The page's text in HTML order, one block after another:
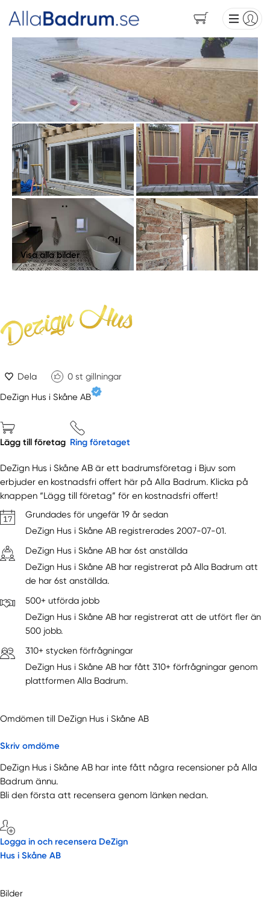
Visa alla bilder
Dela 0 st gillningar
DeZign Hus i Skåne AB
Lägg till företag Ring företaget
DeZign Hus i Skåne AB är ett badrumsföretag i Bjuv som
erbjuder en kostnadsfri offert här på Alla Badrum. Klicka på
knappen “Lägg till företag” för en kostnadsfri offert!
Grundades för ungefär 19 år sedan
DeZign Hus i Skåne AB registrerades 2007-07-01.
DeZign Hus i Skåne AB har 6st anställda
DeZign Hus i Skåne AB har registrerat på Alla Badrum att
de har 6st anställda.
500+ utförda jobb
DeZign Hus i Skåne AB har registrerat att de utfört fler än
500 jobb.
310+ stycken förfrågningar
DeZign Hus i Skåne AB har fått 310+ förfrågningar genom
plattformen Alla Badrum.
Omdömen till DeZign Hus i Skåne AB
Skriv omdöme
DeZign Hus i Skåne AB har inte fått några recensioner på Alla
Badrum ännu.
Bli den första att recensera genom länken nedan.
Logga in och recensera DeZign
Hus i Skåne AB
Bilder